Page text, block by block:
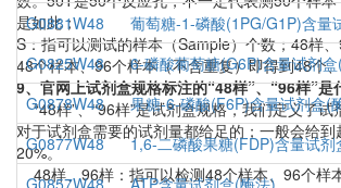
是如此；
S：指可以测试的样本（Sample）个数；48样
48个样本、96个样本（不含重复）即得到48个
9、官网上试剂盒规格标注的“48样”、“96样”是
“48样”、“96样”是试剂盒规格，我们定义了试
对于试剂盒需要的试剂量都给足的；一般会给
20%。
48样、96样：指可以检测48个样本、96个样
G0881W48
葡萄糖-1-磷酸(1PG/G1P)含量
G0825W48
6-磷酸葡萄糖(G6P)含量试剂
G0878W48
果糖-6-磷酸(F6P)含量试剂盒(
G0877W48
1,6-二磷酸果糖(FDP)含量试剂
G0857W48
ATP含量试剂盒(酶法)